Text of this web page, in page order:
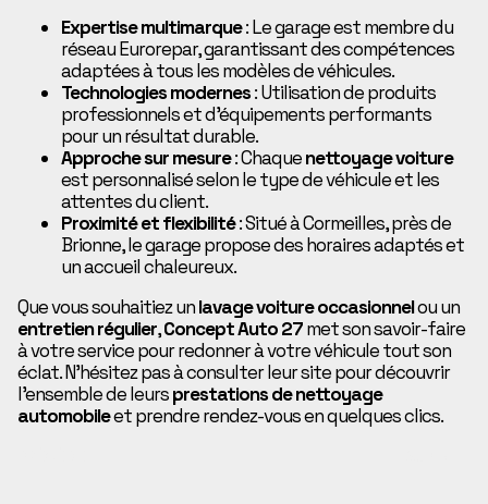
Expertise multimarque: Le garage est membre du
réseau Eurorepar, garantissant des compétences
adaptées à tous les modèles de véhicules.
Technologies modernes: Utilisation de produits
professionnels et d’équipements performants
pour un résultat durable.
Approche sur mesure: Chaquenettoyage voiture
est personnalisé selon le type de véhicule et les
attentes du client.
Proximité et flexibilité: Situé à Cormeilles, près de
Brionne, le garage propose des horaires adaptés et
un accueil chaleureux.
Que vous souhaitiez unlavage voiture occasionnelou un
entretien régulier,Concept Auto 27met son savoir-faire
à votre service pour redonner à votre véhicule tout son
éclat. N’hésitez pas à consulter leur site pour découvrir
l’ensemble de leursprestations de nettoyage
automobileet prendre rendez-vous en quelques clics.